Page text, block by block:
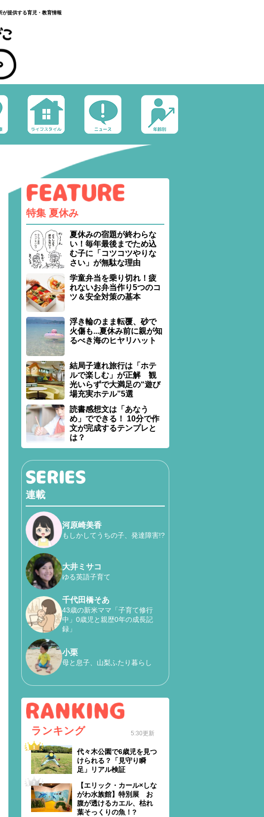
提供する育児・教育情報
特集 夏休み
夏休みの宿題が終わらな
い！毎年最後までため込
む子に「コツコツやりな
さい」が無駄な理由
学童弁当を乗り切れ！疲
れないお弁当作り5つのコ
ツ＆安全対策の基本
浮き輪のまま転覆、砂で
火傷も...夏休み前に親が知
るべき海のヒヤリハット
結局子連れ旅行は「ホテ
ルで楽しむ」が正解 観
光いらずで大満足の“遊び
場充実ホテル”5選
読書感想文は「あなう
め」でできる！ 10分で作
文が完成するテンプレと
は？
連載
河原崎美香
もしかしてうちの子、発達障害!?
大井ミサコ
ゆる英語子育て
千代田橋そあ
43歳の新米ママ「子育て修行
中」0歳児と親歴0年の成長記
録」
小栗
母と息子、山梨ふたり暮らし
ランキング 5:30更新
代々木公園で6歳児を見つ
けられる？「見守り瞬
足」リアル検証
【エリック・カール×しな
がわ水族館】特別展 お
腹が透けるカエル、枯れ
葉そっくりの魚！?